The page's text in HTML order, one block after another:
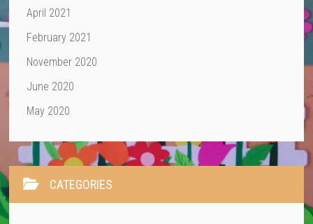
April 2021
February 2021
November 2020
June 2020
May 2020
CATEGORIES